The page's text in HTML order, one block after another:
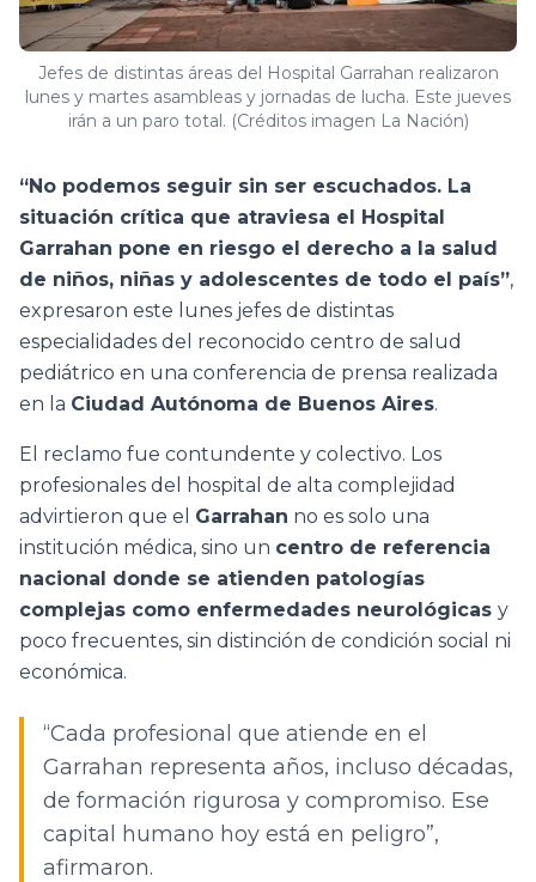
Jefes de distintas áreas del Hospital Garrahan realizaron
lunes y martes asambleas y jornadas de lucha. Este jueves
irán a un paro total. (Créditos imagen La Nación)
“No podemos seguir sin ser escuchados. La
situación crítica que atraviesa el Hospital
Garrahan pone en riesgo el derecho a la salud
de niños, niñas y adolescentes de todo el país”,
expresaron este lunes jefes de distintas
especialidades del reconocido centro de salud
pediátrico en una conferencia de prensa realizada
en la Ciudad Autónoma de Buenos Aires.
El reclamo fue contundente y colectivo. Los
profesionales del hospital de alta complejidad
advirtieron que el Garrahan no es solo una
institución médica, sino un centro de referencia
nacional donde se atienden patologías
complejas como enfermedades neurológicas y
poco frecuentes, sin distinción de condición social ni
económica.
“Cada profesional que atiende en el
Garrahan representa años, incluso décadas,
de formación rigurosa y compromiso. Ese
capital humano hoy está en peligro”,
afirmaron.